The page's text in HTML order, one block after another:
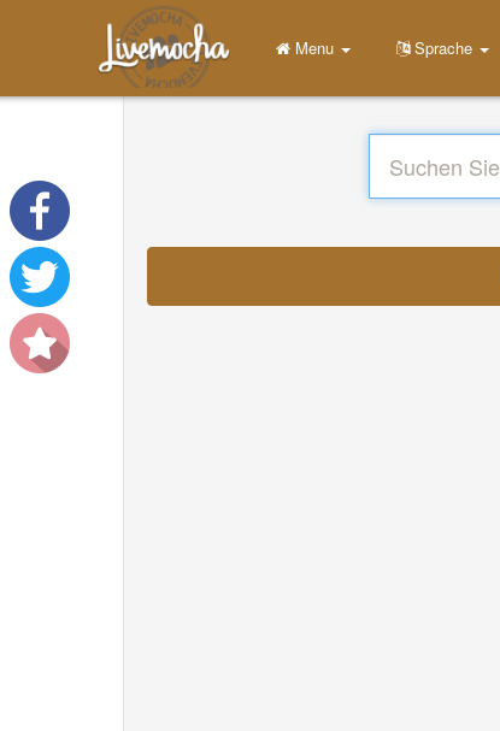
Menu Sprache